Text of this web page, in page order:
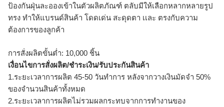
ป้องกันฝุ่นละอองเข้าในตัวผลิตภัณฑ์ ตลับมีให้เลือกหลากหลายรูป
ทรง ทำให้แบรนด์สินค้า โดดเด่น สะดุดตา เเละ ตรงกับความ
ต้องการของลูกค้า
การสั่งผลิตขั้นต่ำ: 10,000 ชิ้น
เงื่อนไขการสั่งผลิต/ชำระเงิน/รับประกันสินค้า
1.ระยะเวลาการผลิต 45-50 วันทำการ หลังจากวางเงินมัดจำ 50%
ของจำนวนสินค้าทั้งหมด
2.ระยะเวลาการผลิตไม่รวมผลกระทบจากการทำงานของ